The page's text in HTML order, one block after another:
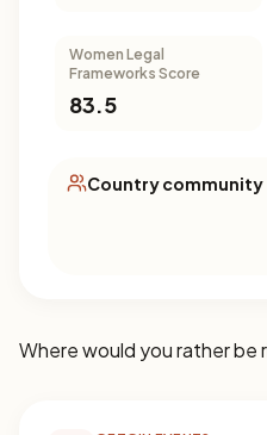
Women Legal
Frameworks Score
83.5
Country community
Where would you rather be